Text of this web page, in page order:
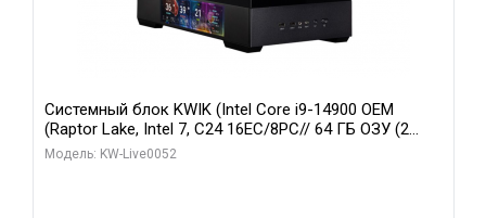
Системный блок KWIK (Intel Core i9-14900 OEM
(Raptor Lake, Intel 7, C24 16EC/8PC// 64 ГБ ОЗУ (2
модуля)/ Palit RTX5080 GAMINGPRO OC 16GB GDDR7
Модель: KW-Live0052